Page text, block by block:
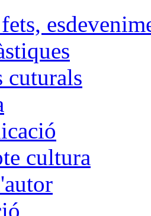
cuturals
cultura